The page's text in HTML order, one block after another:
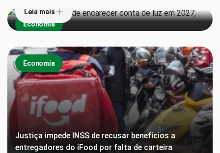
Economia
Leia mais
Economia
Justiça impede INSS de recusar benefícios a
entregadores do iFood por falta de carteira